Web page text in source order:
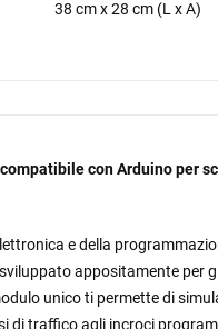
38 cmx28 cm (L x A)
con Arduino per
e della
appositamente per
unico ti permette di
di traffico agli incroci